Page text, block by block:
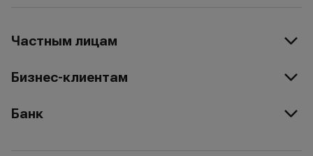
Частным лицам
Бизнес-клиентам
Банк